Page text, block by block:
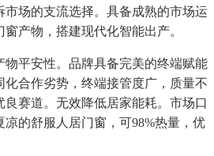
市场的支流选择。具备成熟的市场运
产物，搭建现代化智能出产。
平安性。品牌具备完美的终端赋能
化合作劣势，终端接管度广，质量不
赛道。无效降低居家能耗。市场口
的舒服人居门窗，可98%热量，优